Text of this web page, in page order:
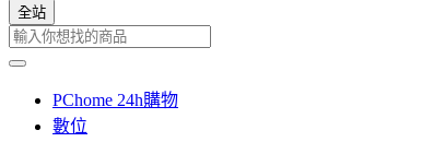
全站
PChome 24h購物
數位